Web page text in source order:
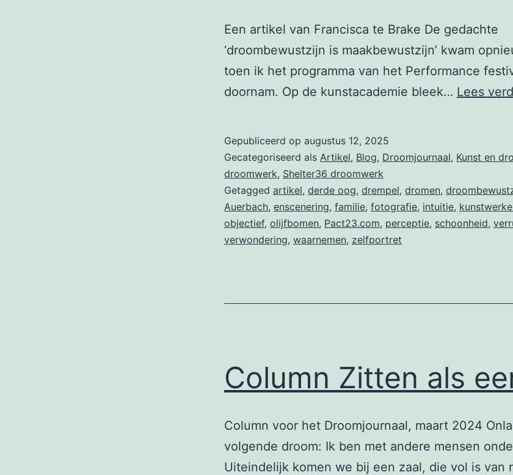
Een artikel van Francisca te Brake De gedachte
‘droombewustzijn is maakbewustzijn’ kwam
toen ik het programma van het Performance
doornam. Op de kunstacademie bleek… Lees
Gepubliceerd op augustus 12, 2025
Gecategoriseerd als Artikel, Blog, Droomjournaal, Kunst en
droomwerk, Shelter36 droomwerk
Getagged artikel, derde oog, drempel, dromen,
Auerbach, enscenering, familie, fotografie, intuitie,
objectief, olijfbomen, Pact23.com, perceptie, schoonheid,
verwondering, waarnemen, zelfportret
Column Zitten als
Column voor het Droomjournaal, maart 2024
volgende droom: Ik ben met andere mensen
Uiteindelijk komen we bij een zaal, die vol is van